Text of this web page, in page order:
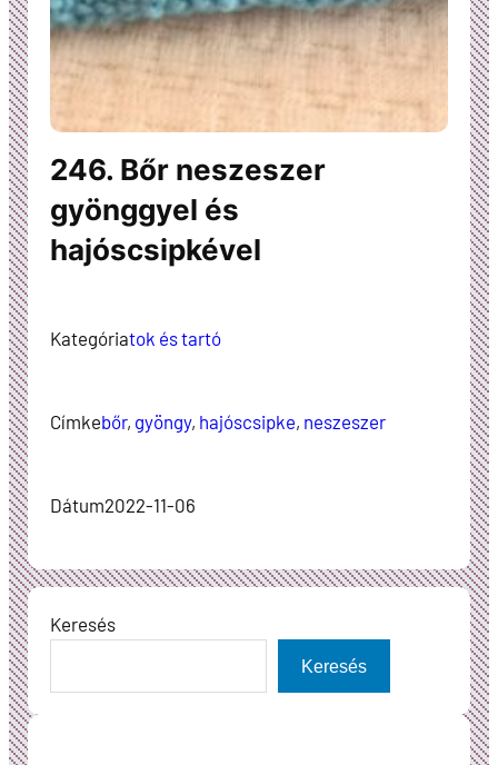
246. Bőr neszeszer
gyönggyel és
hajóscsipkével
Kategóriatok és tartó
Címkebőr, gyöngy, hajóscsipke, neszeszer
Dátum2022-11-06
Keresés
Keresés